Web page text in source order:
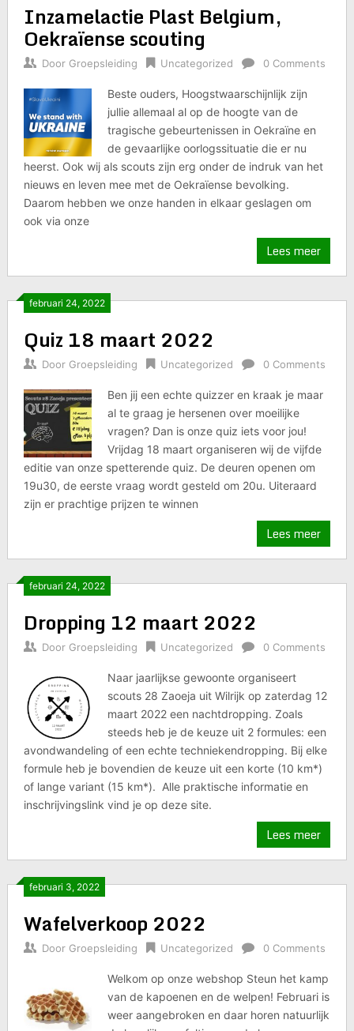
Inzamelactie Plast Belgium,
Oekraïense scouting
Door Groepsleiding Uncategorized 0 Comments
Beste ouders, Hoogstwaarschijnlijk zijn
jullie allemaal al op de hoogte van de
tragische gebeurtenissen in Oekraïne en
de gevaarlijke oorlogssituatie die er nu
heerst. Ook wij als scouts zijn erg onder de indruk van het
nieuws en leven mee met de Oekraïense bevolking.
Daarom hebben we onze handen in elkaar geslagen om
ook via onze
Lees meer
februari 24, 2022
Quiz 18 maart 2022
Door Groepsleiding Uncategorized 0 Comments
Ben jij een echte quizzer en kraak je maar
al te graag je hersenen over moeilijke
vragen? Dan is onze quiz iets voor jou!
Vrijdag 18 maart organiseren wij de vijfde
editie van onze spetterende quiz. De deuren openen om
19u30, de eerste vraag wordt gesteld om 20u. Uiteraard
zijn er prachtige prijzen te winnen
Lees meer
februari 24, 2022
Dropping 12 maart 2022
Door Groepsleiding Uncategorized 0 Comments
Naar jaarlijkse gewoonte organiseert
scouts 28 Zaoeja uit Wilrijk op zaterdag 12
maart 2022 een nachtdropping. Zoals
steeds heb je de keuze uit 2 formules: een
avondwandeling of een echte techniekendropping. Bij elke
formule heb je bovendien de keuze uit een korte (10 km*)
of lange variant (15 km*). Alle praktische informatie en
inschrijvingslink vind je op deze site.
Lees meer
februari 3, 2022
Wafelverkoop 2022
Door Groepsleiding Uncategorized 0 Comments
Welkom op onze webshop Steun het kamp
van de kapoenen en de welpen! Februari is
weer aangebroken en daar horen natuurlijk